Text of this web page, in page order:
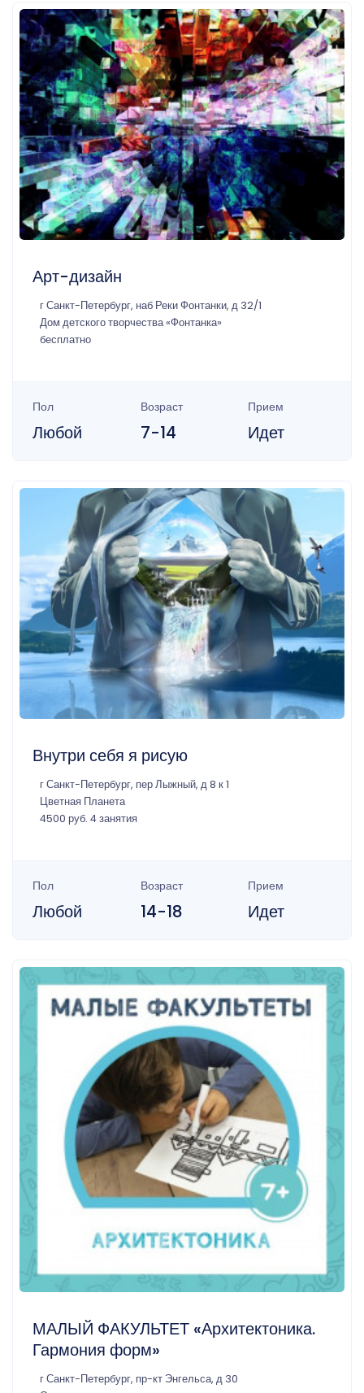
Арт-дизайн
г Санкт-Петербург, наб Реки Фонтанки, д 32/1
Дом детского творчества «Фонтанка»
бесплатно
Пол
Любой
Возраст
7-14
Прием
Идет
Внутри себя я рисую
г Санкт-Петербург, пер Лыжный, д 8 к 1
Цветная Планета
4500 руб. 4 занятия
Пол
Любой
Возраст
14-18
Прием
Идет
МАЛЫЙ ФАКУЛЬТЕТ «Архитектоника.
Гармония форм»
г Санкт-Петербург, пр-кт Энгельса, д 30